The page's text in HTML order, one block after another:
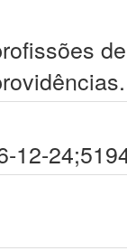
12-